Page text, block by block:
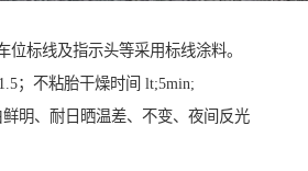
位标线及指示头等采用标线涂料。
；不粘胎干燥时间 lt;5min;
明、耐日晒温差、不变、夜间反光